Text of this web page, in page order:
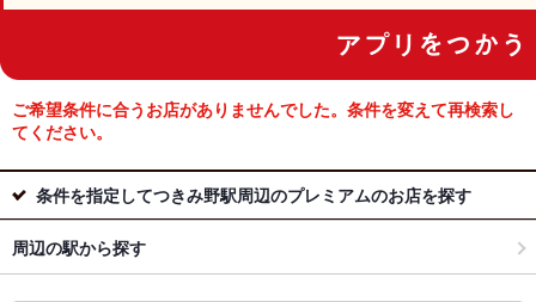
ご希望条件に合うお店がありませんでした。条件を変えて再検索し
てください。
条件を指定してつきみ野駅周辺のプレミアムのお店を探す
周辺の駅から探す